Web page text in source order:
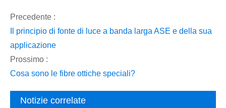
Precedente :
Il principio di fonte di luce a banda larga ASE e della sua
applicazione
Prossimo :
Cosa sono le fibre ottiche speciali?
Notizie correlate